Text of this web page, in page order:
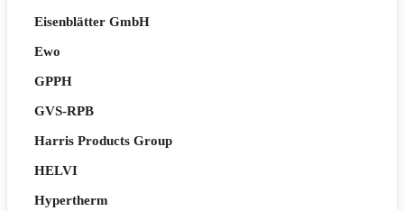
Eisenblätter GmbH
Ewo
GPPH
GVS-RPB
Harris Products Group
HELVI
Hypertherm